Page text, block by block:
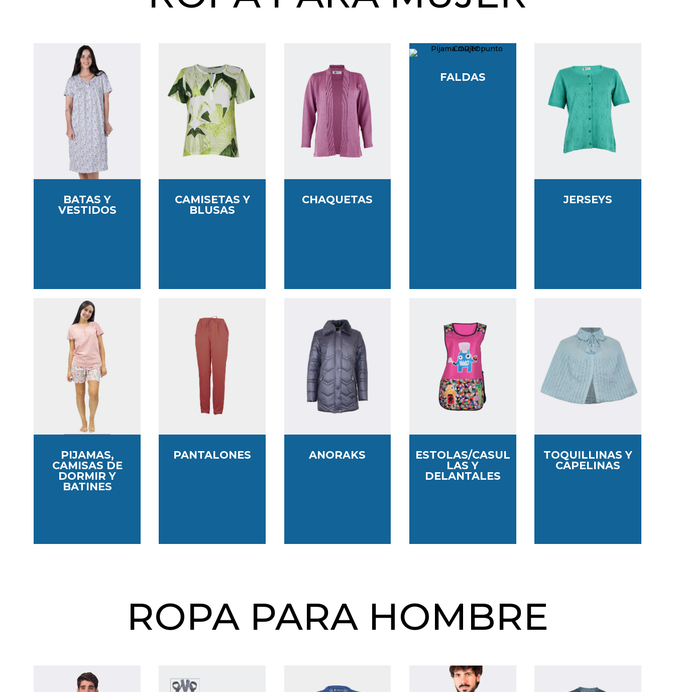
BATAS Y
VESTIDOS
PIJAMAS,
CAMISAS DE
DORMIR Y
BATINES
CAMISETAS Y
BLUSAS
PANTALONES
CHAQUETAS
ANORAKS
FALDAS
ESTOLAS/CASUL
LAS Y
DELANTALES
JERSEYS
TOQUILLINAS Y
CAPELINAS
ROPA PARA HOMBRE